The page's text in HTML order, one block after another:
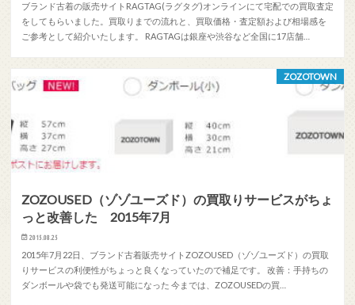
ブランド古着の販売サイトRAGTAG(ラグタグ)オンラインにて宅配での買取査定
をしてもらいました。買取りまでの流れと、買取価格・査定額および相場感を
ご参考として紹介いたします。 RAGTAGは銀座や渋谷など全国に17店舗…
ZOZOTOWN
ZOZOUSED（ゾゾユーズド）の買取りサービスがちょ
っと改善した 2015年7月
2015.08.25
2015年7月22日、ブランド古着販売サイトZOZOUSED（ゾゾユーズド）の買取
りサービスの利便性がちょっと良くなっていたので補足です。 改善：手持ちの
ダンボールや袋でも発送可能になった 今までは、ZOZOUSEDの買…